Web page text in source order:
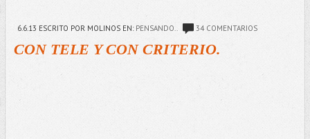
6.6.13 ESCRITO POR MOLINOS EN: PENSANDO.. 34 COMENTARIOS
CON TELE Y CON CRITERIO.